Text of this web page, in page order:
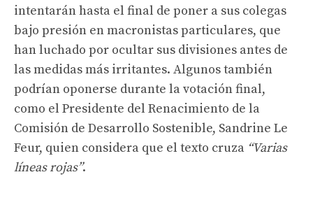
intentarán hasta el final de poner a sus colegas
bajo presión en macronistas particulares, que
han luchado por ocultar sus divisiones antes de
las medidas más irritantes. Algunos también
podrían oponerse durante la votación final,
como el Presidente del Renacimiento de la
Comisión de Desarrollo Sostenible, Sandrine Le
Feur, quien considera que el texto cruza “Varias
líneas rojas”.